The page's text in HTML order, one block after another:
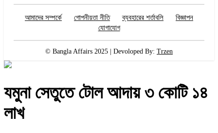
আমাদের সম্পর্কে গোপনীয়তা নীতি ব্যবহারের শর্তাবলি
বিজ্ঞাপন
যোগাযোগ
© Bangla Affairs 2025 | Devoloped By: Trzen
যমুনা সেতুতে টোল আদায় ৩ কোটি ১৪
লাখ